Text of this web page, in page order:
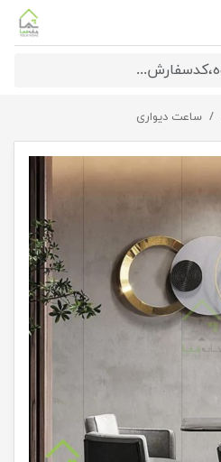
ساعت دیواری